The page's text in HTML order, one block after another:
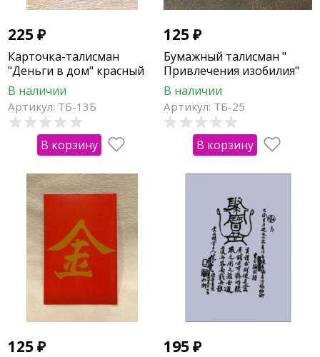
225₽
Карточка-талисман
"Деньги в дом" красный
В наличии
Артикул: ТБ-13Б
В корзину
125₽
Бумажный талисман "
Привлечения изобилия"
В наличии
Артикул: ТБ-25
В корзину
125₽ 195₽